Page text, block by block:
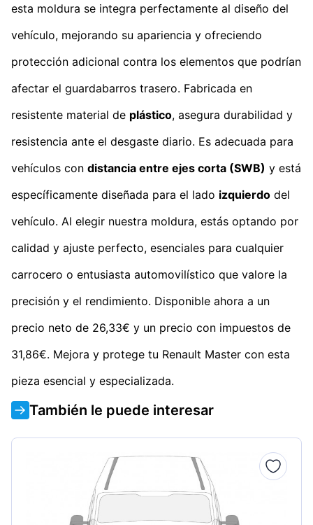
esta moldura se integra perfectamente al diseño del
vehículo, mejorando su apariencia y ofreciendo
protección adicional contra los elementos que podrían
afectar el guardabarros trasero. Fabricada en
resistente material de plástico, asegura durabilidad y
resistencia ante el desgaste diario. Es adecuada para
vehículos con distancia entre ejes corta (SWB) y está
específicamente diseñada para el lado izquierdo del
vehículo. Al elegir nuestra moldura, estás optando por
calidad y ajuste perfecto, esenciales para cualquier
carrocero o entusiasta automovilístico que valore la
precisión y el rendimiento. Disponible ahora a un
precio neto de 26,33€ y un precio con impuestos de
31,86€. Mejora y protege tu Renault Master con esta
pieza esencial y especializada.
También le puede interesar